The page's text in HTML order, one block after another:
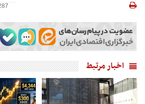
اخبار مرتبط